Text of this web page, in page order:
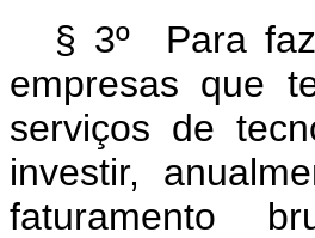
§ 3º Para
empresas que
serviços de
investir,
faturamento